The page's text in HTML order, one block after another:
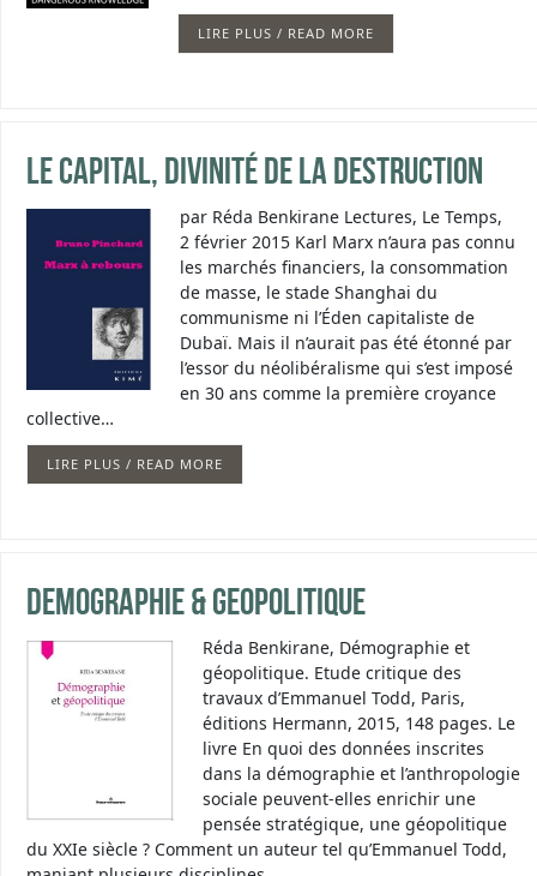
LIRE PLUS / READ MORE
Le Capital, divinité de la destruction
par Réda Benkirane Lectures, Le Temps,
2 février 2015 Karl Marx n’aura pas connu
les marchés financiers, la consommation
de masse, le stade Shanghai du
communisme ni l’Éden capitaliste de
Dubaï. Mais il n’aurait pas été étonné par
l’essor du néolibéralisme qui s’est imposé
en 30 ans comme la première croyance
collective…
LIRE PLUS / READ MORE
Demographie & geopolitique
Réda Benkirane, Démographie et
géopolitique. Etude critique des
travaux d’Emmanuel Todd, Paris,
éditions Hermann, 2015, 148 pages. Le
livre En quoi des données inscrites
dans la démographie et l’anthropologie
sociale peuvent-elles enrichir une
pensée stratégique, une géopolitique
du XXIe siècle ? Comment un auteur tel qu’Emmanuel Todd,